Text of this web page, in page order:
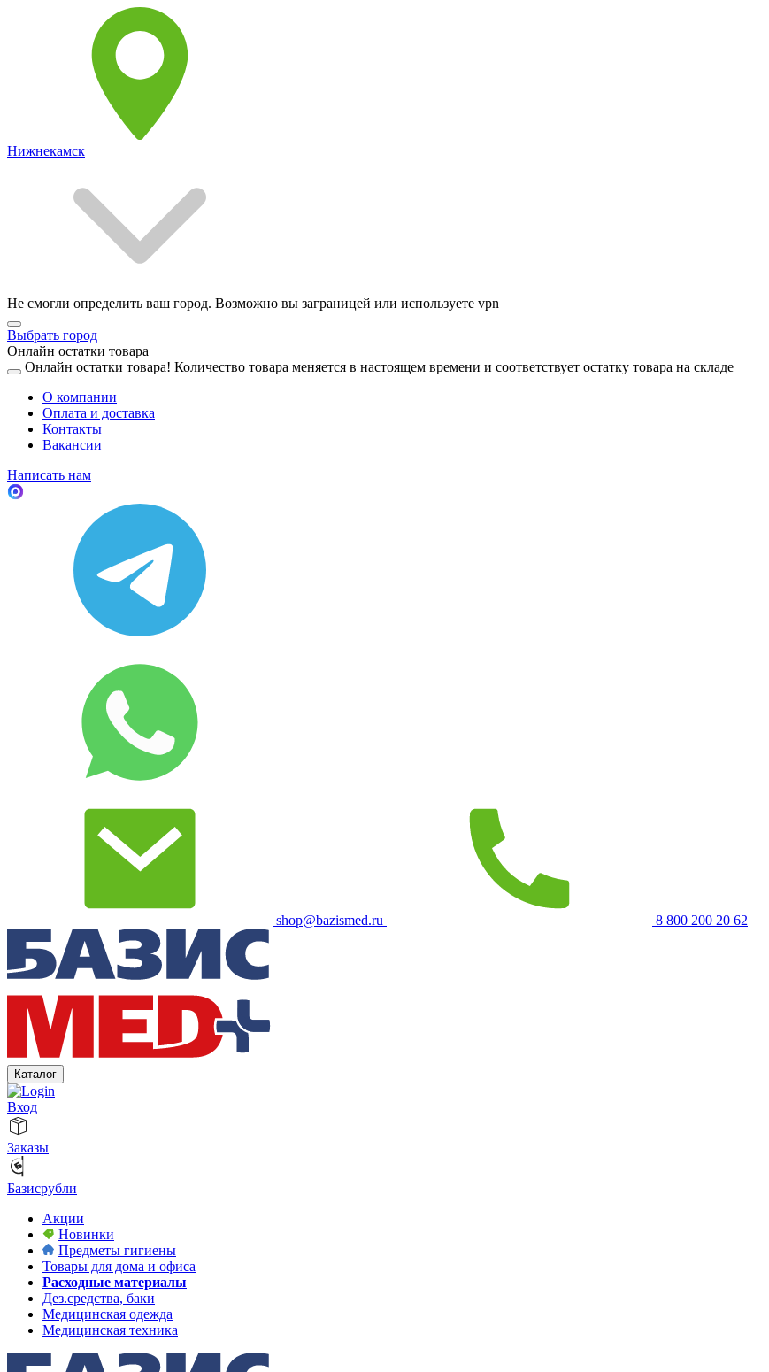
Нижнекамск
Не смогли определить ваш город. Возможно вы заграницей или используете vpn
Выбрать город
Онлайн остатки товара
Онлайн остатки товара! Количество товара меняется в настоящем времени и соответствует остатку товара на складе
О компании
Оплата и доставка
Контакты
Вакансии
Написать нам
shop@bazismed.ru 8 800 200 20 62
Каталог
Вход
Заказы
Базисрубли
Акции
Новинки
Предметы гигиены
Товары для дома и офиса
Расходные материалы
Дез.средства, баки
Медицинская одежда
Медицинская техника